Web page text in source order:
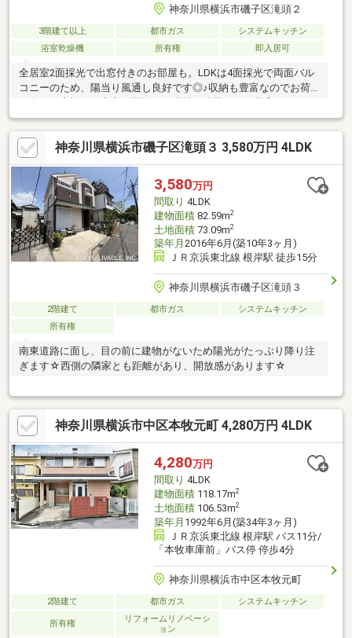
神奈川県横浜市磯子区滝頭２
3階建て以上 都市ガス
システムキッチン
浴室乾燥機
所有権 即入居可
全居室2面採光で出窓付きのお部屋も。LDKは4面採光で両面バル
コニーのため、陽当り風通し良好です◎♪収納も豊富なのでお荷物
が多いご家族でも安心。周辺には学校や公園もあり子育がしやす
い環境となっており、徒歩圏内にコンビニやスーパー等も多数あ
るため住環境も充実しております！
神奈川県横浜市磯子区滝頭３ 3,580万円 4LDK
3,580万円
間取り 4LDK
建物面積82.59m2
土地面積73.09m2
築年月 2016年6月(築10年3ヶ月)
ＪＲ京浜東北線 根岸駅 徒歩15分
神奈川県横浜市磯子区滝頭３
2階建て 都市ガス
システムキッチン
所有権
南東道路に面し、目の前に建物がないため陽光がたっぷり降り注
ぎます☆西側の隣家とも距離があり、開放感があります☆
神奈川県横浜市中区本牧元町 4,280万円 4LDK
4,280万円
間取り 4LDK
建物面積118.17m2
土地面積106.53m2
築年月 1992年6月(築34年3ヶ月)
ＪＲ京浜東北線 根岸駅 バス11分/
「本牧車庫前」バス停 停歩4分
神奈川県横浜市中区本牧元町
2階建て 都市ガス システムキッチン
所有権
リフォームリノベーシ
ョン